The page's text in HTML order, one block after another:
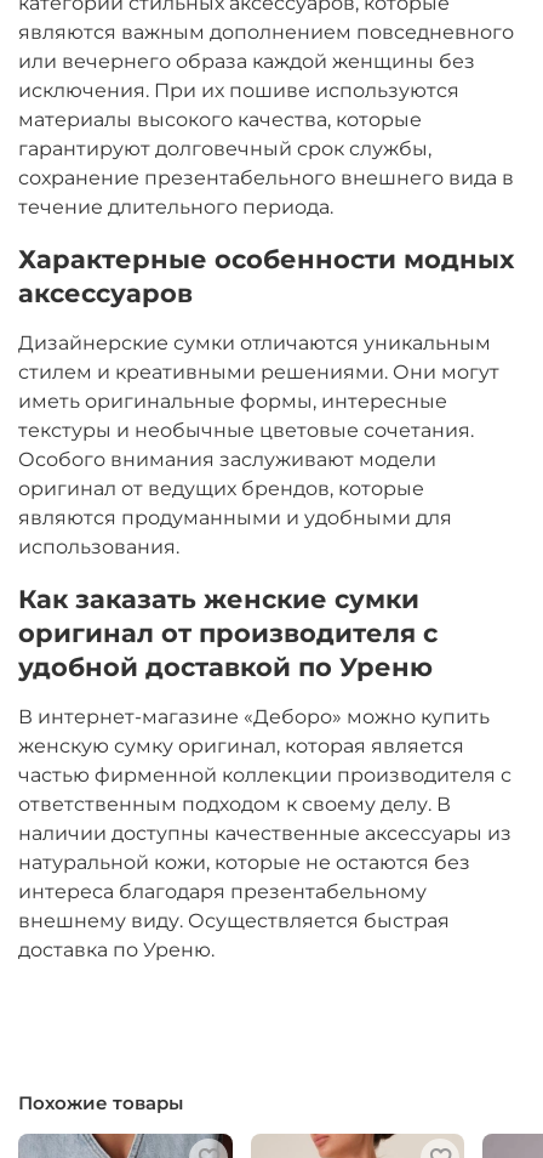
являются важным дополнением повседневного
или вечернего образа каждой женщины без
исключения. При их пошиве используются
материалы высокого качества, которые
гарантируют долговечный срок службы,
сохранение презентабельного внешнего вида в
течение длительного периода.
Характерные особенности модных
аксессуаров
Дизайнерские сумки отличаются уникальным
стилем и креативными решениями. Они могут
иметь оригинальные формы, интересные
текстуры и необычные цветовые сочетания.
Особого внимания заслуживают модели
оригинал от ведущих брендов, которые
являются продуманными и удобными для
использования.
Как заказать женские сумки
оригинал от производителя с
удобной доставкой по Уреню
В интернет-магазине «Деборо» можно купить
женскую сумку оригинал, которая является
частью фирменной коллекции производителя с
ответственным подходом к своему делу. В
наличии доступны качественные аксессуары из
натуральной кожи, которые не остаются без
интереса благодаря презентабельному
внешнему виду. Осуществляется быстрая
доставка по Уреню.
Похожие товары